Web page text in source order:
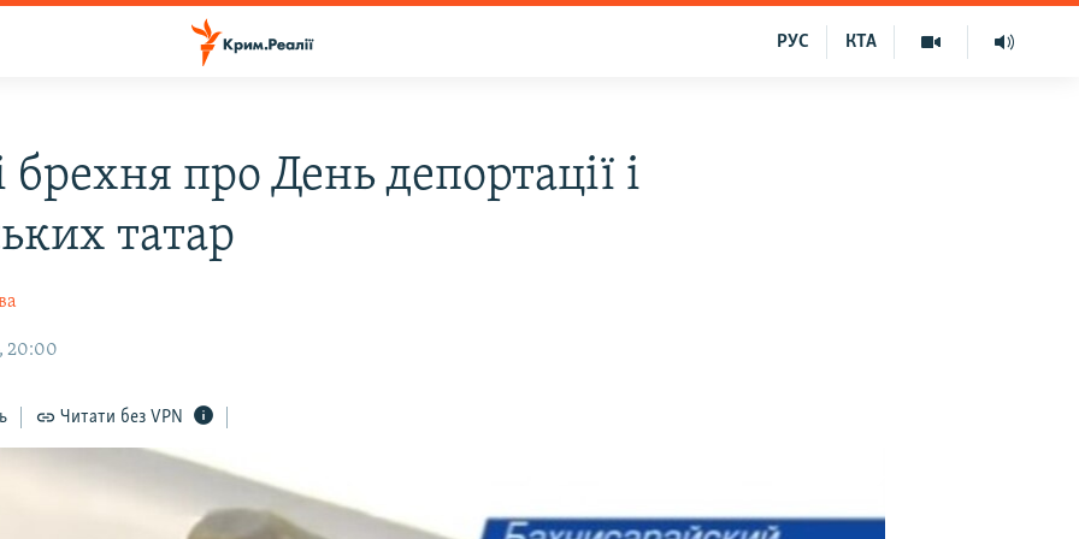
КТА
РУС
про День депортації і
татар
20:00
Читати без VPN